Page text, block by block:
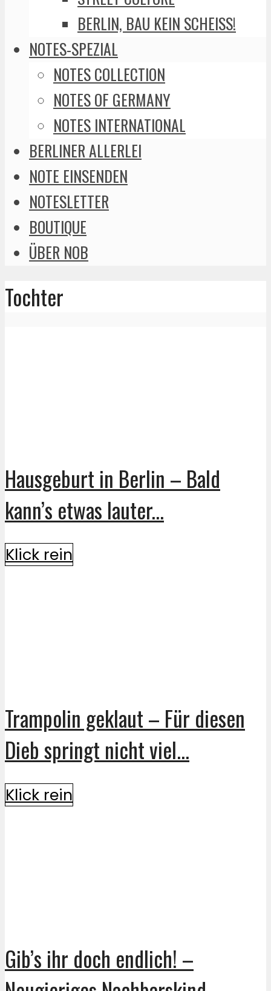
BERLIN, BAU KEIN SCHEISS!
NOTES-SPEZIAL
NOTES COLLECTION
NOTES OF GERMANY
NOTES INTERNATIONAL
BERLINER ALLERLEI
NOTE EINSENDEN
NOTESLETTER
BOUTIQUE
ÜBER NOB
Tochter
Hausgeburt in Berlin – Bald
kann’s etwas lauter...
Klick rein
Trampolin geklaut – Für diesen
Dieb springt nicht viel...
Klick rein
Gib’s ihr doch endlich! –